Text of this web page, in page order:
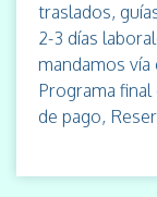
traslados,
2-3 días
mandamos
Programa
de pago,